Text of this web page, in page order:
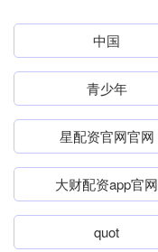
中国
青少年
星配资官网官网
大财配资app官网
quot